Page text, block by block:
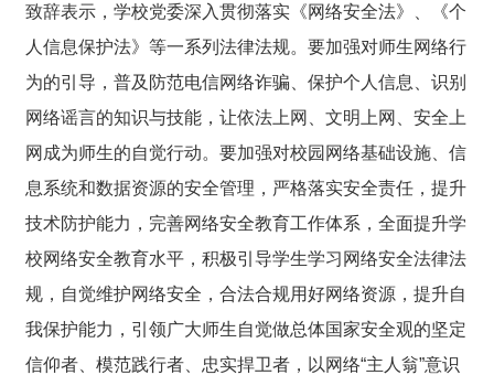
致辞表示，学校党委深入贯彻落实《网络安全法》、《个
人信息保护法》等一系列法律法规。要加强对师生网络行
为的引导，普及防范电信网络诈骗、保护个人信息、识别
网络谣言的知识与技能，让依法上网、文明上网、安全上
网成为师生的自觉行动。要加强对校园网络基础设施、信
息系统和数据资源的安全管理，严格落实安全责任，提升
技术防护能力，完善网络安全教育工作体系，全面提升学
校网络安全教育水平，积极引导学生学习网络安全法律法
规，自觉维护网络安全，合法合规用好网络资源，提升自
我保护能力，引领广大师生自觉做总体国家安全观的坚定
信仰者、模范践行者、忠实捍卫者，以网络“主人翁”意识